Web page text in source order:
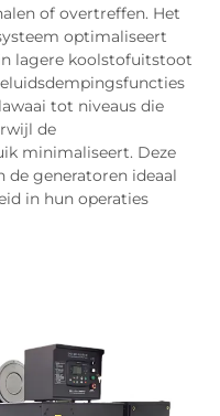
of overtreffen. Het
optimaliseert
lagere koolstofuitstoot
tot niveaus die
de
minimaliseert. Deze
de generatoren ideaal
in hun operaties